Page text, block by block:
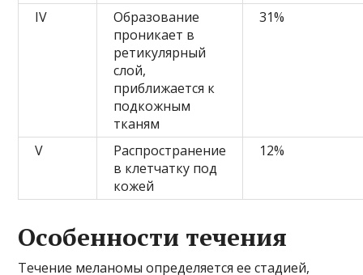
IV
Образование
проникает в
ретикулярный
слой,
приближается к
подкожным
тканям
31%
V
Распространение
в клетчатку под
кожей
12%
Особенности течения
Течение меланомы определяется ее стадией,